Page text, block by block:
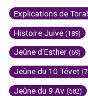
Explications de
Histoire Juive (189)
Jeûne d'Esther (69)
Jeûne du 10 Tévet
Jeûne du 9 Av (582)